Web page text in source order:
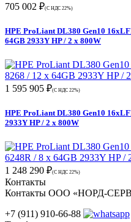
705 002 ₽(С НДС 22%)
HPE ProLiant DL380 Gen10
64GB 2933Y HP / 2 x 800W
1 595 905 ₽(С НДС 22%)
HPE ProLiant DL380 Gen10
2933Y HP / 2 x 800W
1 248 290 ₽(С НДС 22%)
Контакты
Контакты ООО «НОРД-
+7 (911) 910-66-88